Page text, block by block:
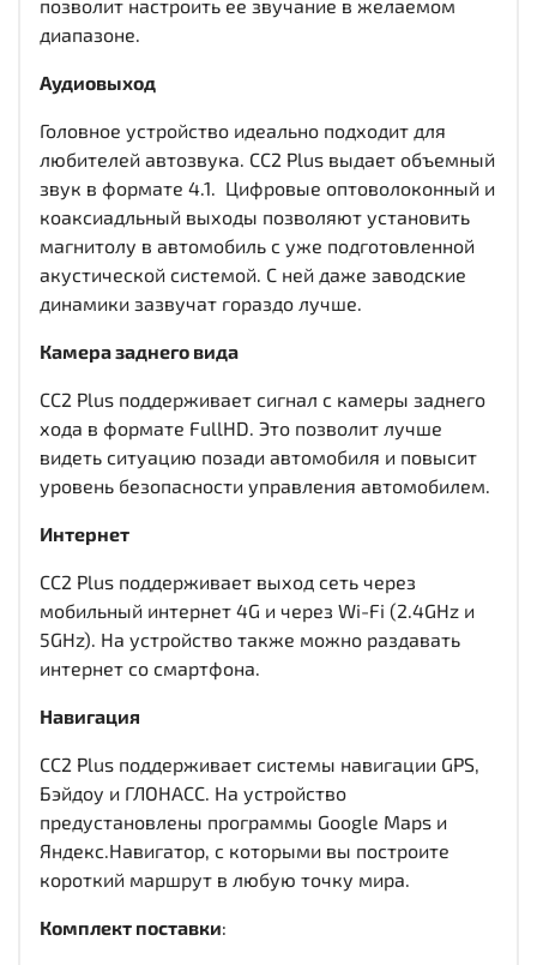
позволит настроить ее звучание в желаемом
диапазоне.
Аудиовыход
Головное устройство идеально подходит для
любителей автозвука. CC2 Plus выдает объемный
звук в формате 4.1. Цифровые оптоволоконный и
коаксиадльный выходы позволяют установить
магнитолу в автомобиль с уже подготовленной
акустической системой. С ней даже заводские
динамики зазвучат гораздо лучше.
Камера заднего вида
CC2 Plus поддерживает сигнал с камеры заднего
хода в формате FullHD. Это позволит лучше
видеть ситуацию позади автомобиля и повысит
уровень безопасности управления автомобилем.
Интернет
CC2 Plus поддерживает выход сеть через
мобильный интернет 4G и через Wi-Fi (2.4GHz и
5GHz). На устройство также можно раздавать
интернет со смартфона.
Навигация
CC2 Plus поддерживает системы навигации GPS,
Бэйдоу и ГЛОНАСС. На устройство
предустановлены программы Google Maps и
Яндекс.Навигатор, с которыми вы построите
короткий маршрут в любую точку мира.
Комплект поставки: